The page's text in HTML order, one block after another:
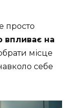
просто
впливає на
місце
себе